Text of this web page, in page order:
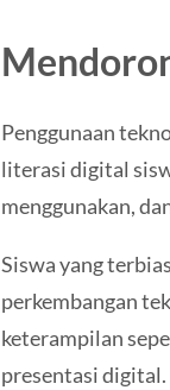
Penggunaan
literasi digital
menggunakan,
Siswa yang
perkembangan
keterampilan
presentasi digital.